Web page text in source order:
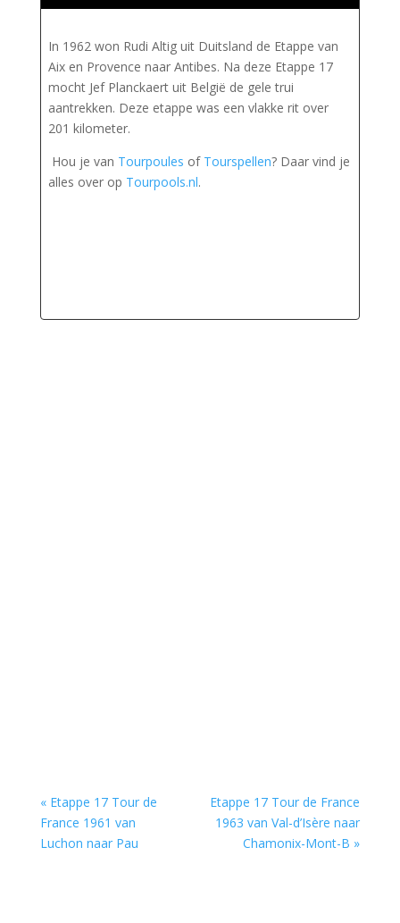
In 1962 won Rudi Altig uit Duitsland de Etappe van
Aix en Provence naar Antibes. Na deze Etappe 17
mocht Jef Planckaert uit België de gele trui
aantrekken. Deze etappe was een vlakke rit over
201 kilometer.
Hou je van Tourpoules of Tourspellen? Daar vind je
alles over op Tourpools.nl.
« Etappe 17 Tour de
France 1961 van
Luchon naar Pau
Etappe 17 Tour de France
1963 van Val-d’Isère naar
Chamonix-Mont-B »